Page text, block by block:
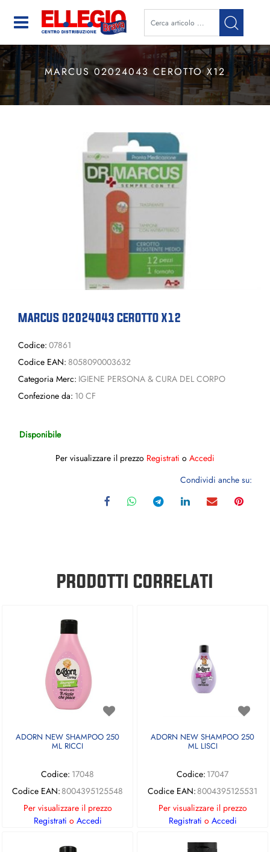
Open
MARCUS 02024043 CEROTTO X12
MARCUS 02024043 CEROTTO X12
Codice: 07861
Codice EAN: 8058090003632
Categoria Merc: IGIENE PERSONA & CURA DEL CORPO
Confezione da: 10 CF
Disponibile
Per visualizzare il prezzo Registrati o Accedi
Condividi anche su:
PRODOTTI CORRELATI
ADORN NEW SHAMPOO 250
ML RICCI
Codice: 17048
Codice EAN: 8004395125548
Per visualizzare il prezzo
Registrati o Accedi
ADORN NEW SHAMPOO 250
ML LISCI
Codice: 17047
Codice EAN: 8004395125531
Per visualizzare il prezzo
Registrati o Accedi